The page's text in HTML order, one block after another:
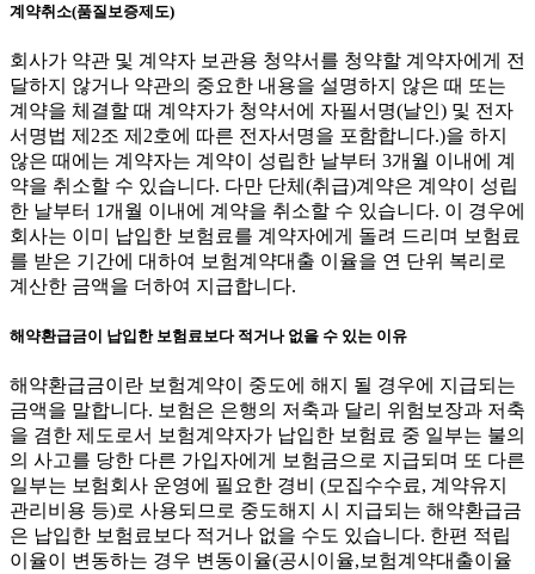
계약취소(품질보증제도)
회사가 약관 및 계약자 보관용 청약서를 청약할 계약자에게 전
달하지 않거나 약관의 중요한 내용을 설명하지 않은 때 또는
계약을 체결할 때 계약자가 청약서에 자필서명(날인) 및 전자
서명법 제2조 제2호에 따른 전자서명을 포함합니다.)을 하지
않은 때에는 계약자는 계약이 성립한 날부터 3개월 이내에 계
약을 취소할 수 있습니다. 다만 단체(취급)계약은 계약이 성립
한 날부터 1개월 이내에 계약을 취소할 수 있습니다. 이 경우에
회사는 이미 납입한 보험료를 계약자에게 돌려 드리며 보험료
를 받은 기간에 대하여 보험계약대출 이율을 연 단위 복리로
계산한 금액을 더하여 지급합니다.
해약환급금이 납입한 보험료보다 적거나 없을 수 있는 이유
해약환급금이란 보험계약이 중도에 해지 될 경우에 지급되는
금액을 말합니다. 보험은 은행의 저축과 달리 위험보장과 저축
을 겸한 제도로서 보험계약자가 납입한 보험료 중 일부는 불의
의 사고를 당한 다른 가입자에게 보험금으로 지급되며 또 다른
일부는 보험회사 운영에 필요한 경비 (모집수수료, 계약유지
관리비용 등)로 사용되므로 중도해지 시 지급되는 해약환급금
은 납입한 보험료보다 적거나 없을 수도 있습니다. 한편 적립
이율이 변동하는 경우 변동이율(공시이율,보험계약대출이율